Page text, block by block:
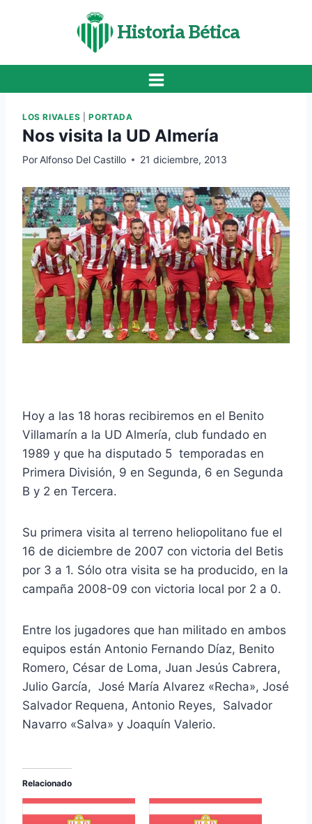
Historia Bética
LOS RIVALES |PORTADA
Nos visita la UD Almería
Por Alfonso Del Castillo 21 diciembre, 2013
Hoy a las 18 horas recibiremos en el Benito
Villamarín a la UD Almería, club fundado en
1989 y que ha disputado 5 temporadas en
Primera División, 9 en Segunda, 6 en Segunda
B y 2 en Tercera.
Su primera visita al terreno heliopolitano fue el
16 de diciembre de 2007 con victoria del Betis
por 3 a 1. Sólo otra visita se ha producido, en la
campaña 2008-09 con victoria local por 2 a 0.
Entre los jugadores que han militado en ambos
equipos están Antonio Fernando Díaz, Benito
Romero, César de Loma, Juan Jesús Cabrera,
Julio García, José María Alvarez «Recha», José
Salvador Requena, Antonio Reyes, Salvador
Navarro «Salva» y Joaquín Valerio.
Relacionado